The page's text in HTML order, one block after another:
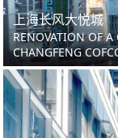
上海长风大悦城
RENOVATION OF
CHANGFENG